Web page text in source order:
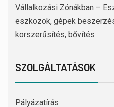
Vállalkozási Zónákban –
eszközök, gépek
korszerűsítés, bővítés
SZOLGÁLTATÁSOK
Pályázatírás